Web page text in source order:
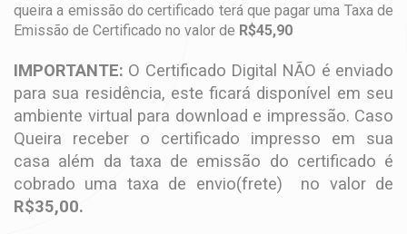
queira a emissão do certificado terá que pagar uma Taxa de
Emissão de Certificado no valor de R$45,90
IMPORTANTE: O Certificado Digital NÃO é enviado
para sua residência, este ficará disponível em seu
ambiente virtual para download e impressão. Caso
Queira receber o certificado impresso em sua
casa além da taxa de emissão do certificado é
cobrado uma taxa de envio(frete) no valor de
R$35,00.